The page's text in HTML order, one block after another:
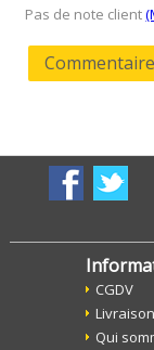
Pas de note client
CGDV
Livraison
Qui